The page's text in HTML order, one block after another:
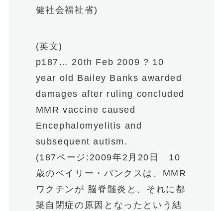
健社会福祉省)
(英文)
p187… 20th Feb 2009 ? 10
year old Bailey Banks awarded
damages after ruling concluded
MMR vaccine caused
Encephalomyelitis and
subsequent autism.
(187ページ:2009年2月20日 10
歳のベイリー・バンクスは、MMR
ワクチンが 脳脊髄炎と、それに都
築自閉症の原因となったという結